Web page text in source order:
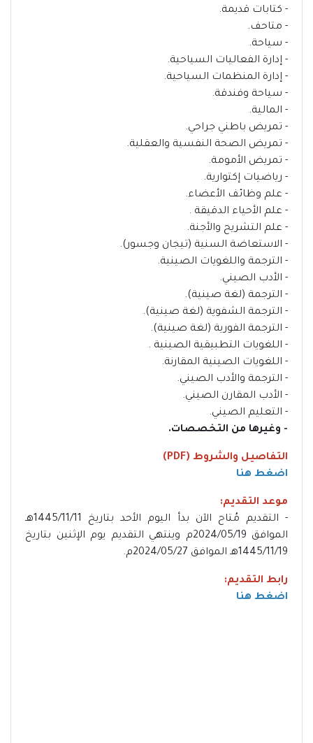
- كتابات قديمة.
- متاحف.
- سياحة.
- إدارة الفعاليات السياحية.
- إدارة المنظمات السياحية.
- سياحة وفندقة.
- المالية.
- تمريض باطني جراحي.
- تمريض الصحة النفسية والعقلية.
- تمريض الأمومة.
- رياضيات إكتوارية.
- علم وظائف الأعضاء.
- علم الأحياء الدقيقة .
- علم التشريح والأجنة.
- الاستعاضة السنية (تيجان وجسور).
- الترجمة واللغويات الصينية.
- الأدب الصيني.
- الترجمة (لغة صينية).
- الترجمة الشفوية (لغة صينية).
- الترجمة الفورية (لغة صينية).
- اللغويات التطبيقية الصينية .
- اللغويات الصينية المقارنة.
- الترجمة والأدب الصيني.
- الأدب المقارن الصيني.
- التعليم الصيني.
- وغيرها من التخصصات.
التفاصيل والشروط (PDF)
اضغط هنا
موعد التقديم:
- التقديم مُتاح الآن بدأ اليوم الأحد بتاريخ 1445/11/11هـ
الموافق 2024/05/19م وينتهي التقديم يوم الإثنين بتاريخ
1445/11/19هـ الموافق 2024/05/27م.
رابط التقديم:
اضغط هنا